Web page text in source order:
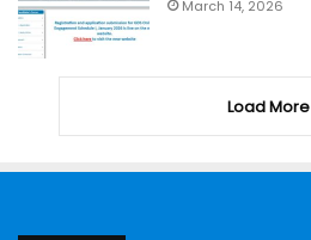
March 14, 2026
Load More